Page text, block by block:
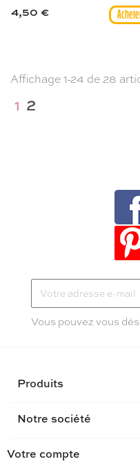
4,50 €
Affichage 1-24 de 28
1 2
Tendances, idées déco
Inscrivez-vous à la
Pas plus de deux mails
Vous pouvez vous
Produits
Notre société
Votre compte